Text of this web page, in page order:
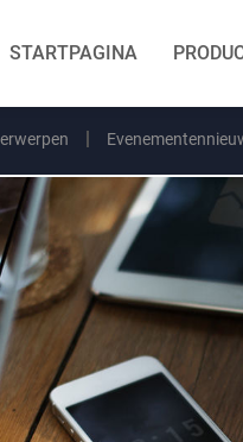
STARTPAGINA